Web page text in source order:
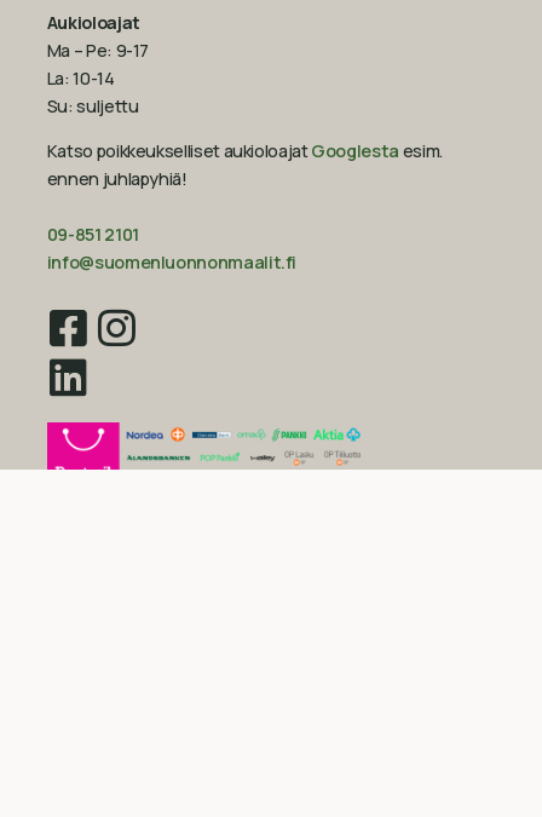
Aukioloajat
Ma – Pe: 9-17
La: 10-14
Su: suljettu
Katso poikkeukselliset aukioloajatGooglesta esim.
ennen juhlapyhiä!‍
09-851 2101
info@suomenluonnonmaalit.fi